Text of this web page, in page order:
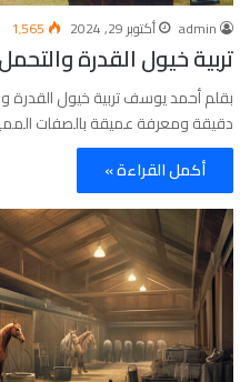
admin أكتوبر 29, 2024 1٬565
تربية خيول القدرة
بقلم أحمد يوسف تربية خيول
دقيقة ومعرفة عميقة بالصفات
أكمل القراءة »